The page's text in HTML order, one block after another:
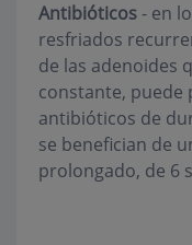
Antibióticos- en
resfriados
de las adenoides
constante,
antibióticos de
se benefician de
prolongado, de 6